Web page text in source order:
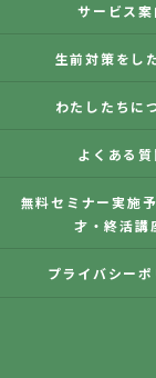
サービス案
生前対策をし
わたしたちに
よくある質
無料セミナー実施
才・終活講
プライバシー